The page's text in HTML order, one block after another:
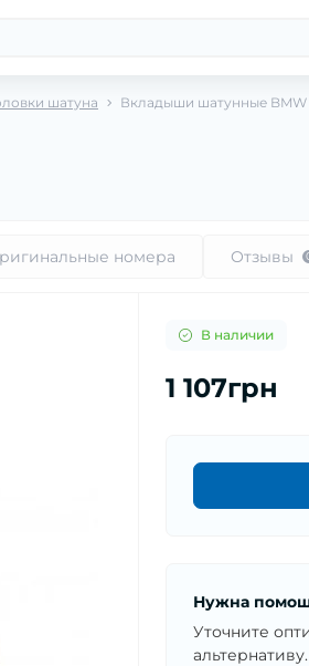
шатуна Вкладыши шатунные BMW
номера Отзывы
В наличии
1 107грн
Нужна
Уточните
альтернативу.